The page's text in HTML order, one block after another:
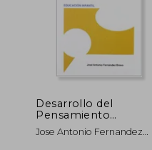
Desarrollo del
Pensamiento
Matemático: El
Concepto de Número
Jose Antonio Fernandez